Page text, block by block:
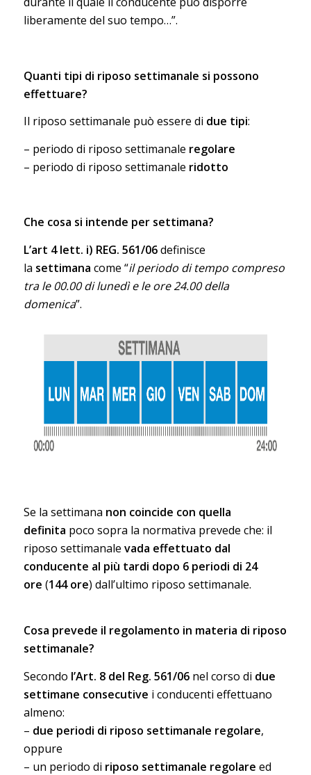
liberamente del suo tempo…”.
Quanti tipi di riposo settimanale si possono
effettuare?
Il riposo settimanale può essere di due tipi:
– periodo di riposo settimanale regolare
– periodo di riposo settimanale ridotto
Che cosa si intende per settimana?
L’art 4 lett. i) REG. 561/06definisce
la settimana come “il periodo di tempo compreso
tra le 00.00 di lunedì e le ore 24.00 della
domenica”.
Se la settimana non coincide con quella
definita poco sopra la normativa prevede che: il
riposo settimanale vada effettuato dal
conducente al più tardi dopo 6 periodi di 24
ore (144 ore) dall’ultimo riposo settimanale.
Cosa prevede il regolamento in materia di riposo
settimanale?
Secondo l’Art. 8 del Reg. 561/06nel corso di due
settimane consecutive i conducenti effettuano
almeno:
– due periodi di riposo settimanale regolare,
oppure
– un periodo di riposo settimanale regolare ed